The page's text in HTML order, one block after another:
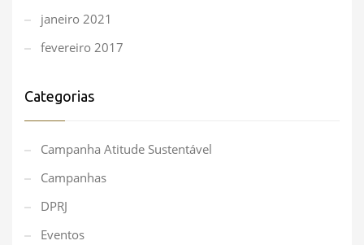
janeiro 2021
fevereiro 2017
Categorias
Campanha Atitude Sustentável
Campanhas
DPRJ
Eventos